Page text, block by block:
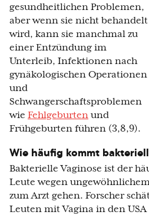
gesundheitlichen Problemen,
aber wenn sie nicht behandelt
wird, kann sie manchmal zu
einer Entzündung im
Unterleib, Infektionen nach
gynäkologischen Operationen
und
Schwangerschaftsproblemen
wie Fehlgeburten und
Frühgeburten führen (3,8,9).
Wie häufig kommt
Bakterielle Vaginose ist der
Leute wegen
zum Arzt gehen. Forscher
Leuten mit Vagina in den